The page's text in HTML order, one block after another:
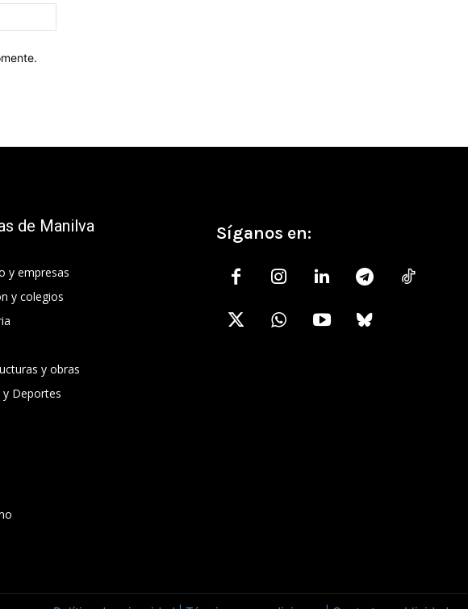
web:
de Manilva
y empresas
y colegios
y obras
y Deportes
Síganos en: